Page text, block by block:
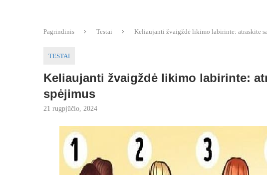
Pagrindinis Testai Keliaujanti žvaigždė likimo labirinte: atraskite
TESTAI
Keliaujanti žvaigždė likimo labirinte:
spėjimus
21 rugpjūčio, 2024